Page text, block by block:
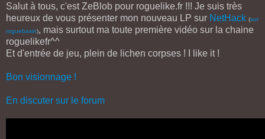
Salut à tous, c'est ZeBlob pour roguelike.fr !!! Je suis très
heureux de vous présenter mon nouveau LP sur NetHack (sur
roguebasin), mais surtout ma toute première vidéo sur la chaine
roguelikefr^^
Et d'entrée de jeu, plein de lichen corpses ! I like it !
Bon visionnage !
En discuter sur le forum